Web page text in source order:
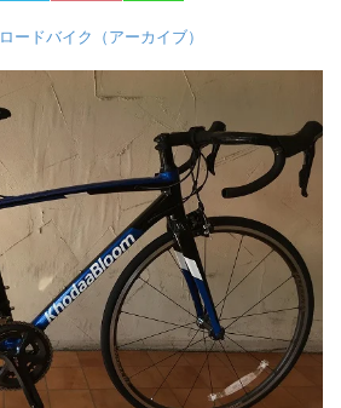
ロードバイク（アーカイブ）